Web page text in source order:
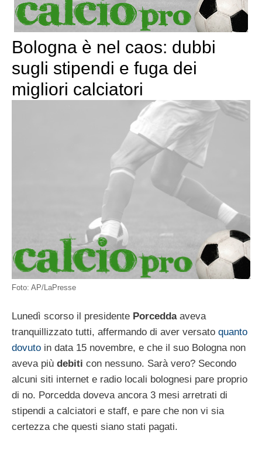
Bologna è nel caos: dubbi
sugli stipendi e fuga dei
migliori calciatori
Foto: AP/LaPresse
Lunedì scorso il presidente Porcedda aveva
tranquillizzato tutti, affermando di aver versato quanto
dovuto in data 15 novembre, e che il suo Bologna non
aveva più debiti con nessuno. Sarà vero? Secondo
alcuni siti internet e radio locali bolognesi pare proprio
di no. Porcedda doveva ancora 3 mesi arretrati di
stipendi a calciatori e staff, e pare che non vi sia
certezza che questi siano stati pagati.